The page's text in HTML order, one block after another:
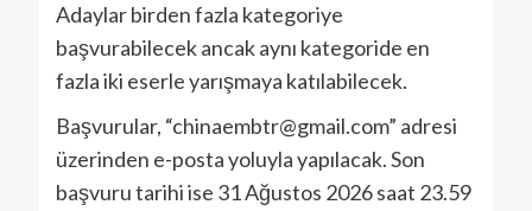
Adaylar birden fazla kategoriye
başvurabilecek ancak aynı kategoride en
fazla iki eserle yarışmaya katılabilecek.
Başvurular, “chinaembtr@gmail.com” adresi
üzerinden e-posta yoluyla yapılacak. Son
başvuru tarihi ise 31 Ağustos 2026 saat 23.59